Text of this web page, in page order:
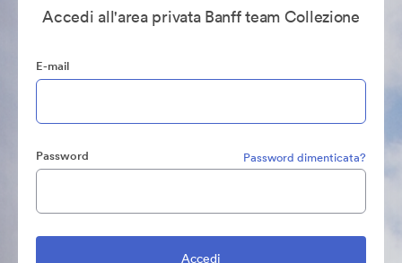
Accedi all'area privata Banff team Collezione
E-mail
Password Password dimenticata?